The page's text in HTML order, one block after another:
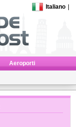
Italiano
Aeroporti